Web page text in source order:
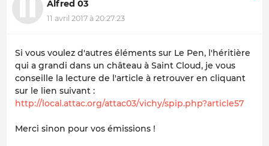
Alfred 03
11 avril 2017 à 20:27:23
Si vous voulez d'autres éléments sur Le Pen, l'héritière
qui a grandi dans un château à Saint Cloud, je vous
conseille la lecture de l'article à retrouver en cliquant
sur le lien suivant :
http://local.attac.org/attac03/vichy/spip.php?article57
Merci sinon pour vos émissions !